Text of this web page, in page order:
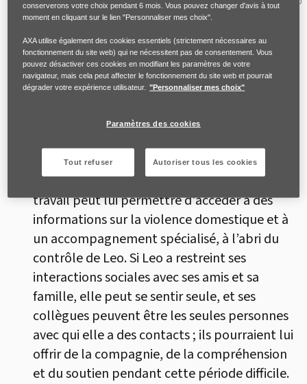
Le travail d'Anna peut l'aider à avoir confiance
en elle. Les attaques quotidiennes de Léo
peuvent miner l'image qu'elle a d'elle-même,
et le travail peut donner à Anna un sentiment
Pour Anna se rendre au bureau peut
représenter un répit temporaire et constituer
un environnement plus sécurisant. Le lieu de
travail peut lui permettre d'accéder à des
informations sur la violence domestique et à
un accompagnement spécialisé, à l’abri du
contrôle de Leo. Si Leo a restreint ses
interactions sociales avec ses amis et sa
famille, elle peut se sentir seule, et ses
collègues peuvent être les seules personnes
avec qui elle a des contacts ; ils pourraient lui
offrir de la compagnie, de la compréhension
et du soutien pendant cette période difficile.
conserverons votre choix pendant 6 mois. Vous pouvez changer d'avis à tout
moment en cliquant sur le lien "Personnaliser mes choix".
AXA utilise également des cookies essentiels (strictement nécessaires au
fonctionnement du site web) qui ne nécessitent pas de consentement. Vous
pouvez désactiver ces cookies en modifiant les paramètres de votre
navigateur, mais cela peut affecter le fonctionnement du site web et pourrait
dégrader votre expérience utilisateur.
"Personnaliser mes choix"
Paramètres des cookies
Tout refuser Autoriser tous les cookies